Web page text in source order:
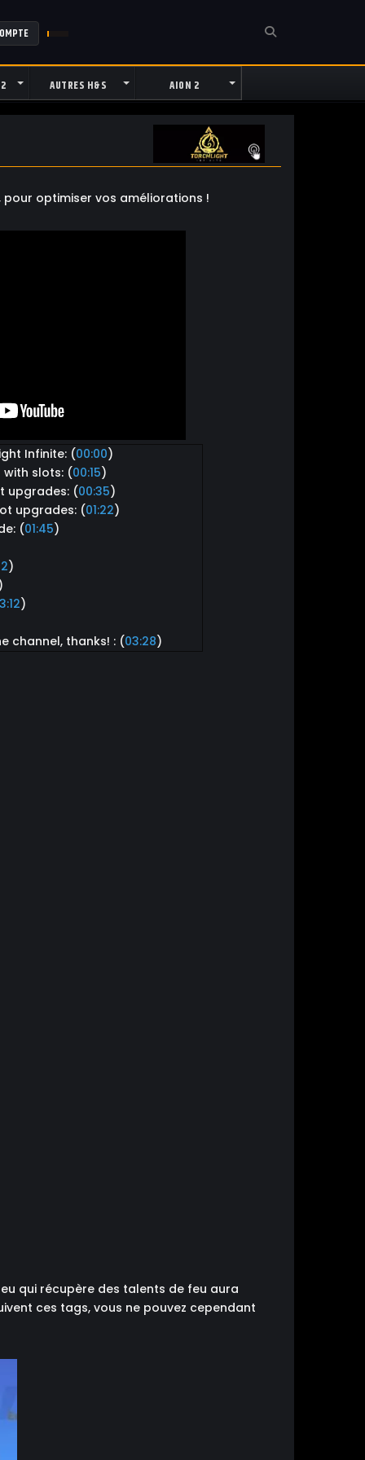
AUTRES H&S AION 2
optimiser vos améliorations !
Infinite: (00:00)
with slots: (00:15)
upgrades: (00:35)
upgrades: (01:22)
(01:45)
)
)
channel, thanks! : (03:28)
qui récupère des talents de feu aura
ces tags, vous ne pouvez cependant